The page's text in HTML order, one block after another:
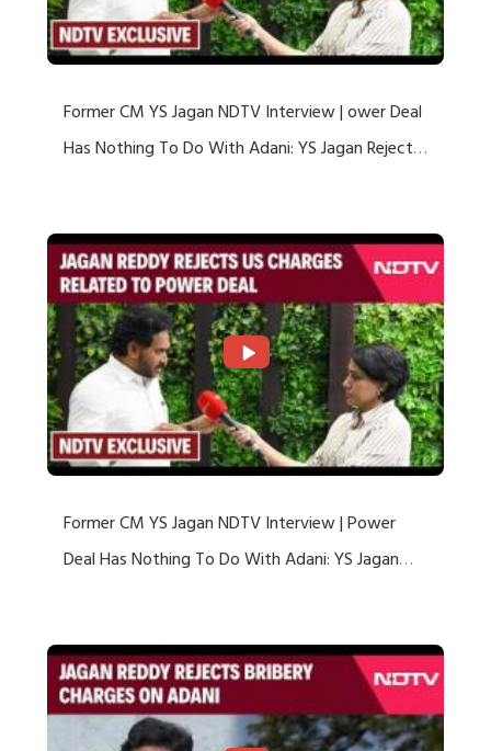
Former CM YS Jagan NDTV Interview | ower Deal
Has Nothing To Do With Adani: YS Jagan Rejects
Former CM YS Jagan NDTV Interview | Power
Deal Has Nothing To Do With Adani: YS Jagan